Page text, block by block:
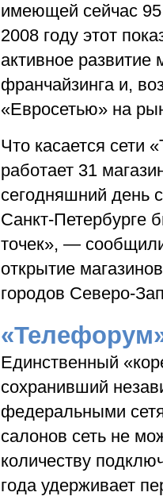
имеющей сейчас 95
2008 году этот
активное развитие
франчайзинга и,
«Евросетью» на
Что касается сети
работает 31
сегодняшний день
Санкт-Петербурге
точек», —
открытие
городов Северо-
Единственный
сохранивший
федеральными
салонов сеть не
количеству
года удерживает